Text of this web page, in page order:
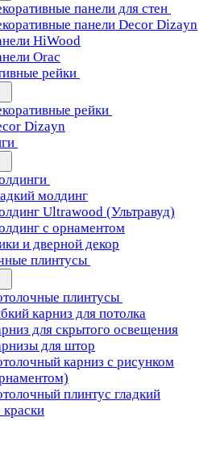
панели для стен
панели Decor Dizayn
HiWood
Orac
рейки
рейки
Dizayn
молдинг
Ultrawood (Ультравуд)
с орнаментом
и дверной декор
плинтусы
плинтусы
карниз для потолка
для скрытого освещения
для штор
карниз с рисунком
плинтус гладкий